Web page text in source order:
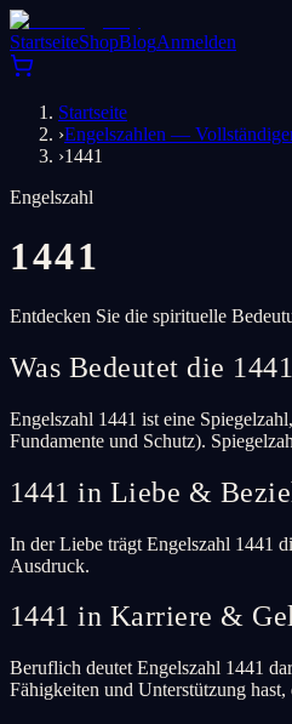
StartseiteShopBlogAnmelden
Startseite
›Engelszahlen —
›1441
Engelszahl
1441
Entdecken Sie die spirituelle
Was Bedeutet die
Engelszahl 1441 ist eine
Fundamente und Schutz).
1441 in Liebe &
In der Liebe trägt Engelszahl 1441
Ausdruck.
1441 in Karriere &
Beruflich deutet Engelszahl 1441
Fähigkeiten und Unterstützung